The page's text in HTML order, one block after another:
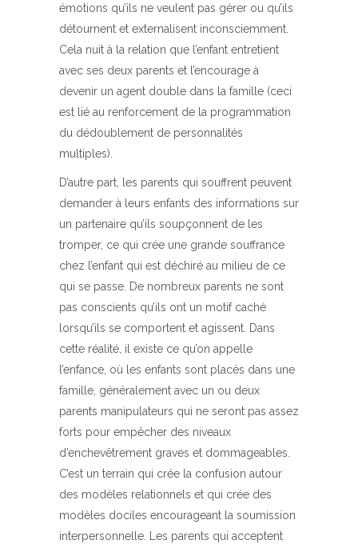
émotions qu’ils ne veulent pas gérer ou qu’ils
détournent et externalisent inconsciemment.
Cela nuit à la relation que l’enfant entretient
avec ses deux parents et l’encourage à
devenir un agent double dans la famille (ceci
est lié au renforcement de la programmation
du dédoublement de personnalités
multiples).
D’autre part, les parents qui souffrent peuvent
demander à leurs enfants des informations sur
un partenaire qu’ils soupçonnent de les
tromper, ce qui crée une grande souffrance
chez l’enfant qui est déchiré au milieu de ce
qui se passe. De nombreux parents ne sont
pas conscients qu’ils ont un motif caché
lorsqu’ils se comportent et agissent. Dans
cette réalité, il existe ce qu’on appelle
l’enfance, où les enfants sont placés dans une
famille, généralement avec un ou deux
parents manipulateurs qui ne seront pas assez
forts pour empêcher des niveaux
d’enchevêtrement graves et dommageables.
C’est un terrain qui crée la confusion autour
des modèles relationnels et qui crée des
modèles dociles encourageant la soumission
interpersonnelle. Les parents qui acceptent